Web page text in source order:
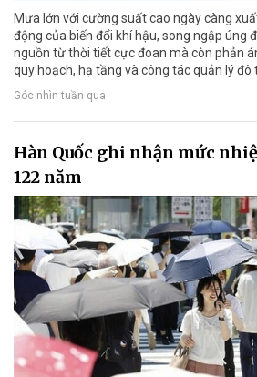
Mưa lớn với cường suất cao ngày càng
động của biến đổi khí hậu, song ngập úng
nguồn từ thời tiết cực đoan mà còn phản
quy hoạch, hạ tầng và công tác quản lý đô
Góc nhìn tuần qua
Hàn Quốc ghi nhận mức
122 năm